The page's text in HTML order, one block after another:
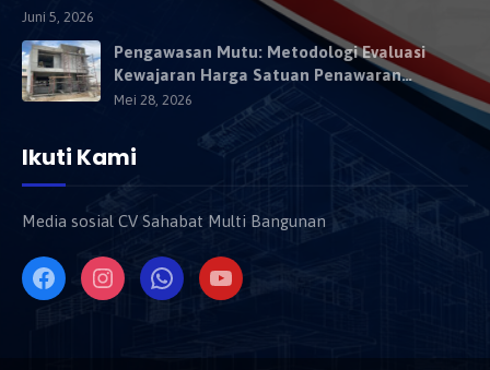
Juni 5, 2026
Pengawasan Mutu: Metodologi Evaluasi
Kewajaran Harga Satuan Penawaran
Kontraktor
Mei 28, 2026
Ikuti Kami
Media sosial CV Sahabat Multi Bangunan